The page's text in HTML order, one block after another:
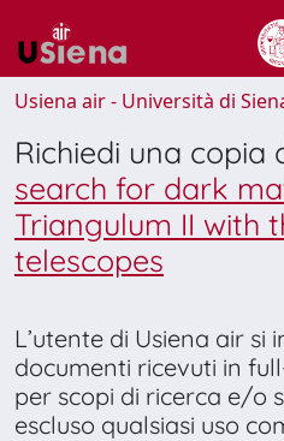
Usiena air - Università di
Richiedi una copia
search for dark
Triangulum II with
telescopes
L’utente di Usiena air
documenti ricevuti in
per scopi di ricerca e/o
escluso qualsiasi uso